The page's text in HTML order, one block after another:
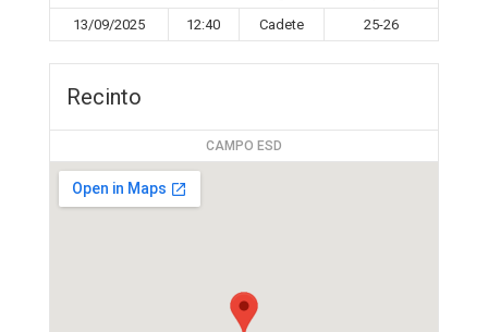
13/09/2025 12:40 Cadete 25-26
Recinto
CAMPO ESD